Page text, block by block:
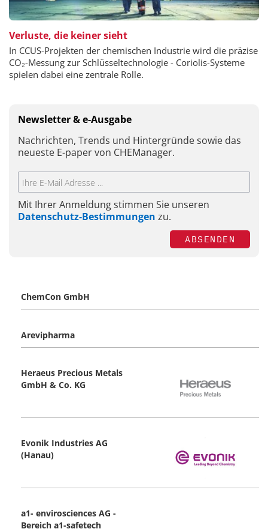
Verluste, die keiner sieht
In CCUS-Projekten der chemischen Industrie wird die präzise
CO₂-Messung zur Schlüsseltechnologie - Coriolis-Systeme
spielen dabei eine zentrale Rolle.
Newsletter & e-Ausgabe
Nachrichten, Trends und Hintergründe sowie das
neueste E-paper von CHEManager.
Mit Ihrer Anmeldung stimmen Sie unseren
Datenschutz-Bestimmungen zu.
ABSENDEN
ChemCon GmbH
Arevipharma
Heraeus Precious Metals
GmbH & Co. KG
Evonik Industries AG
(Hanau)
a1- envirosciences AG -
Bereich a1-safetech